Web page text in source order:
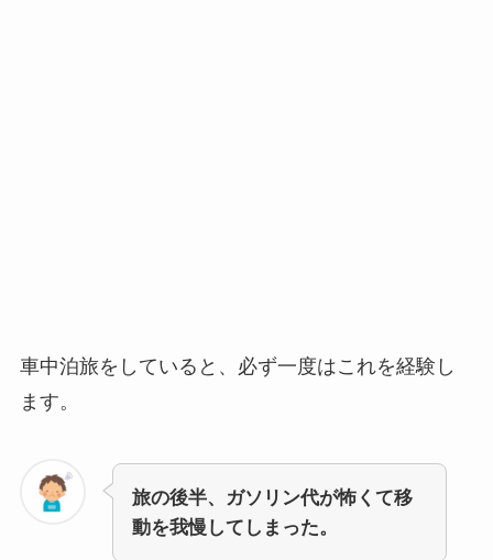
車中泊旅をしていると、必ず一度はこれを経験し
ます。
旅の後半、ガソリン代が怖くて移
動を我慢してしまった。